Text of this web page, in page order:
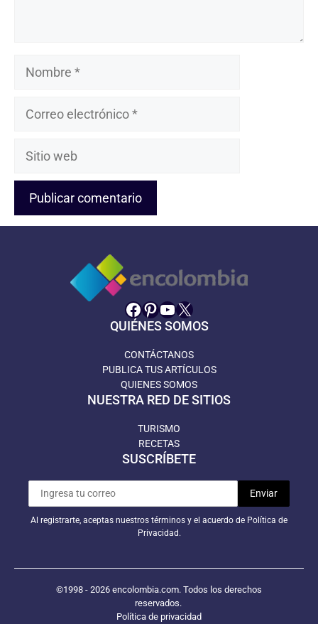
Nombre
Sitio
Facebook
Pinterest
YouTube
X
QUIÉNES SOMOS
CONTÁCTANOS
PUBLICA TUS ARTÍCULOS
QUIENES SOMOS
NUESTRA RED DE SITIOS
TURISMO
RECETAS
SUSCRÍBETE
Al registrarte, aceptas nuestros términos y el acuerdo de Política de
Privacidad.
©1998 - 2026 encolombia.com. Todos los derechos
reservados.
Política de privacidad